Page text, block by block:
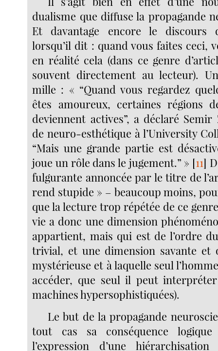
dualisme que diffuse la propagande
Et davantage encore le discours
lorsqu’il dit : quand vous faites ceci,
en réalité cela (dans ce genre
souvent directement au lecteur).
mille : « “Quand vous regardez
êtes amoureux, certaines régions
deviennent actives”, a déclaré
de neuro-esthétique à l’University
“Mais une grande partie est
joue un rôle dans le jugement.” » [11]
fulgurante annoncée par le titre de
rend stupide » – beaucoup moins,
que la lecture trop répétée de ce
vie a donc une dimension
appartient, mais qui est de l’ordre
trivial, et une dimension savante et
mystérieuse et à laquelle seul
accéder, que seul il peut interpréter
machines hypersophistiquées).
Le but de la propagande
tout cas sa conséquence
l’expression d’une